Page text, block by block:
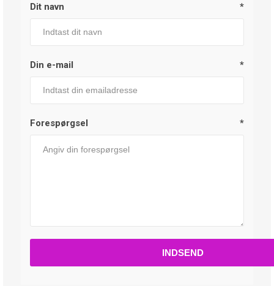
Dit navn *
Din e-mail *
Forespørgsel *